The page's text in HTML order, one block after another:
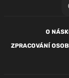
O NÁS
ZPRACOVÁNÍ